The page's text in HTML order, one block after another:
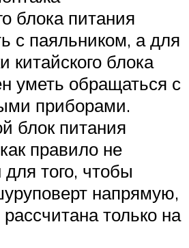
блока питания
с паяльником, а для
китайского блока
уметь обращаться с
приборами.
блок питания
правило не
того, чтобы
напрямую,
только на